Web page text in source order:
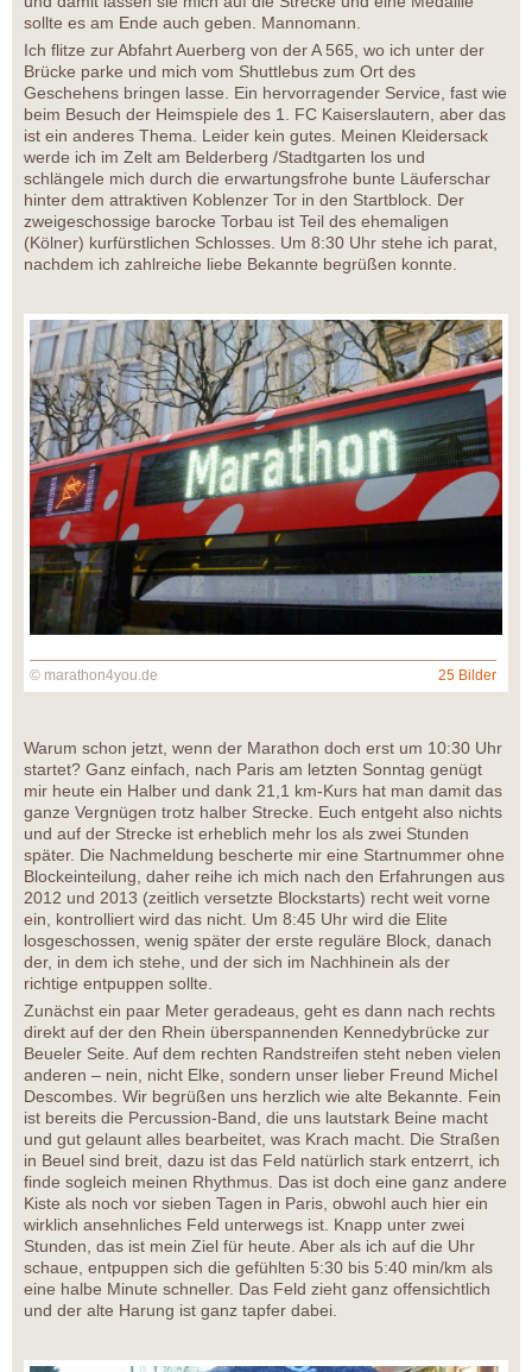
sollte es am Ende auch geben. Mannomann.
Ich flitze zur Abfahrt Auerberg von der A 565, wo ich unter der
Brücke parke und mich vom Shuttlebus zum Ort des
Geschehens bringen lasse. Ein hervorragender Service, fast wie
beim Besuch der Heimspiele des 1. FC Kaiserslautern, aber das
ist ein anderes Thema. Leider kein gutes. Meinen Kleidersack
werde ich im Zelt am Belderberg /Stadtgarten los und
schlängele mich durch die erwartungsfrohe bunte Läuferschar
hinter dem attraktiven Koblenzer Tor in den Startblock. Der
zweigeschossige barocke Torbau ist Teil des ehemaligen
(Kölner) kurfürstlichen Schlosses. Um 8:30 Uhr stehe ich parat,
nachdem ich zahlreiche liebe Bekannte begrüßen konnte.
© marathon4you.de 25 Bilder
Warum schon jetzt, wenn der Marathon doch erst um 10:30 Uhr
startet? Ganz einfach, nach Paris am letzten Sonntag genügt
mir heute ein Halber und dank 21,1 km-Kurs hat man damit das
ganze Vergnügen trotz halber Strecke. Euch entgeht also nichts
und auf der Strecke ist erheblich mehr los als zwei Stunden
später. Die Nachmeldung bescherte mir eine Startnummer ohne
Blockeinteilung, daher reihe ich mich nach den Erfahrungen aus
2012 und 2013 (zeitlich versetzte Blockstarts) recht weit vorne
ein, kontrolliert wird das nicht. Um 8:45 Uhr wird die Elite
losgeschossen, wenig später der erste reguläre Block, danach
der, in dem ich stehe, und der sich im Nachhinein als der
richtige entpuppen sollte.
Zunächst ein paar Meter geradeaus, geht es dann nach rechts
direkt auf der den Rhein überspannenden Kennedybrücke zur
Beueler Seite. Auf dem rechten Randstreifen steht neben vielen
anderen – nein, nicht Elke, sondern unser lieber Freund Michel
Descombes. Wir begrüßen uns herzlich wie alte Bekannte. Fein
ist bereits die Percussion-Band, die uns lautstark Beine macht
und gut gelaunt alles bearbeitet, was Krach macht. Die Straßen
in Beuel sind breit, dazu ist das Feld natürlich stark entzerrt, ich
finde sogleich meinen Rhythmus. Das ist doch eine ganz andere
Kiste als noch vor sieben Tagen in Paris, obwohl auch hier ein
wirklich ansehnliches Feld unterwegs ist. Knapp unter zwei
Stunden, das ist mein Ziel für heute. Aber als ich auf die Uhr
schaue, entpuppen sich die gefühlten 5:30 bis 5:40 min/km als
eine halbe Minute schneller. Das Feld zieht ganz offensichtlich
und der alte Harung ist ganz tapfer dabei.